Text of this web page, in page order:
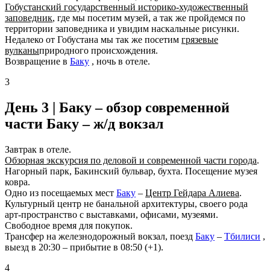
Гобустанский государственный историко-художественный
заповедник, где мы посетим музей, а так же пройдемся по
территории заповедника и увидим наскальные рисунки.
Недалеко от Гобустана мы так же посетим грязевые
вулканыприродного происхождения.
Возвращение в Баку , ночь в отеле.
3
День 3 | Баку – обзор современной
части Баку – ж/д вокзал
Завтрак в отеле.
Обзорная экскурсия по деловой и современной части города.
Нагорный парк, Бакинский бульвар, бухта. Посещение музея
ковра.
Одно из посещаемых мест Баку – Центр Гейдара Алиева.
Культурный центр не банальной архитектуры, своего рода
арт-пространство с выставками, офисами, музеями.
Свободное время для покупок.
Трансфер на железнодорожный вокзал, поезд Баку – Тбилиси ,
выезд в 20:30 – прибытие в 08:50 (+1).
4